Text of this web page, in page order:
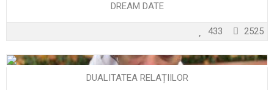
DREAM DATE
2525
433
DUALITATEA RELAȚIILOR